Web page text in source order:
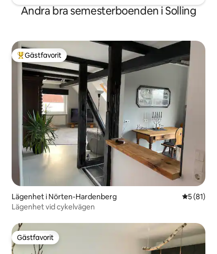
Andra bra semesterboenden i Solling
Populär gästfavorit
Gästfavorit
Lägenhet i Nörten-Hardenberg 5 av 5 i
5 (81)
Lägenhet vid cykelvägen
Gästfavorit
Gästfavorit